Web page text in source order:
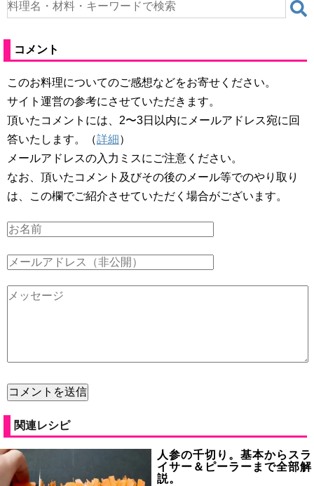
コメント
このお料理についてのご感想などをお寄せください。
サイト運営の参考にさせていただきます。
頂いたコメントには、2〜3日以内にメールアドレス宛に回
答いたします。（詳細）
メールアドレスの入力ミスにご注意ください。
なお、頂いたコメント及びその後のメール等でのやり取り
は、この欄でご紹介させていただく場合がございます。
関連レシピ
人参の千切り。基本からスラ
イサー＆ピーラーまで全部解
説。